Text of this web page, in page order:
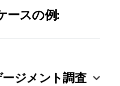
ースの例:
ジメント調査